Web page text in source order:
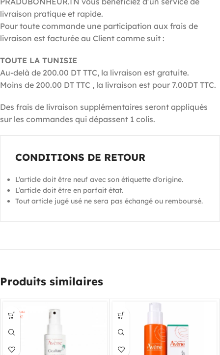
livraison pratique et rapide.
Pour toute commande une participation aux frais de
livraison est facturée au Client comme suit :
TOUTE LA TUNISIE
Au-delà de 200.00 DT TTC, la livraison est gratuite.
Moins de 200.00 DT TTC , la livraison est pour 7.00DT TTC.
Des frais de livraison supplémentaires seront appliqués
sur les commandes qui dépassent 1 colis.
CONDITIONS DE RETOUR
L’article doit être neuf avec son étiquette d’origine.
L’article doit être en parfait état.
Tout article jugé usé ne sera pas échangé ou remboursé.
Produits similaires